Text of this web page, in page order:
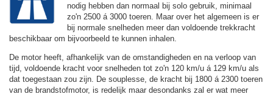
nodig hebben dan normaal bij solo gebruik, minimaal
zo'n 2500 á 3000 toeren. Maar over het algemeen is er
bij normale snelheden meer dan voldoende trekkracht
beschikbaar om bijvoorbeeld te kunnen inhalen.
De motor heeft, afhankelijk van de omstandigheden en na verloop van
tijd, voldoende kracht voor snelheden tot zo'n 120 km/u á 129 km/u als
dat toegestaan zou zijn. De souplesse, de kracht bij 1800 á 2300 toeren
van de brandstofmotor, is redelijk maar desondanks zal er wat meer